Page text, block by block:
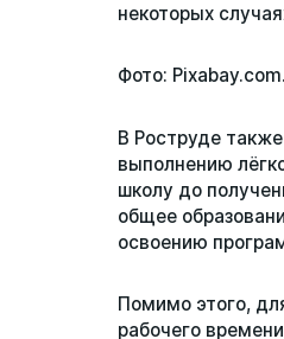
некоторых
Фото: Pixabay.сom.
В Роструде
выполнению
школу до
общее
освоению
Помимо этого,
рабочего